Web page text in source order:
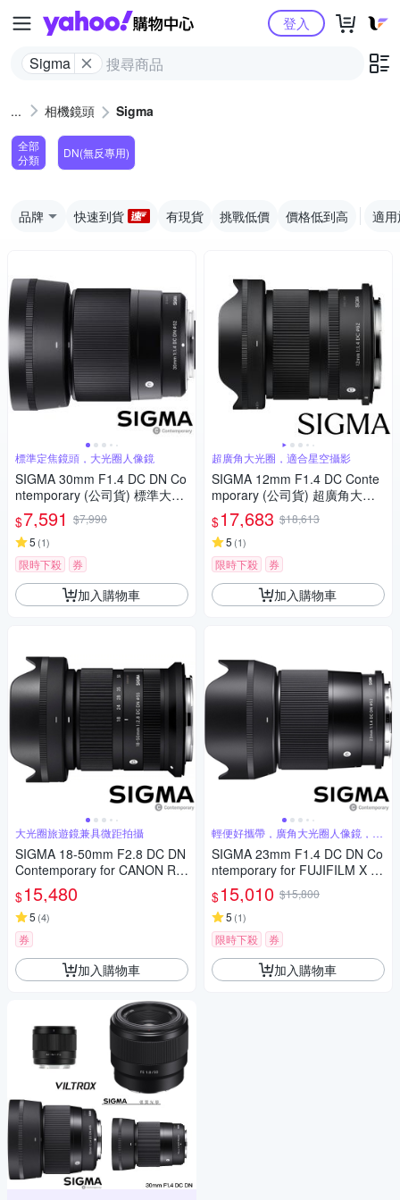
Yahoo購物中心
Sigma
登入
相機鏡頭 Sigma
全部
分類
DN(無反專用)
品牌 快速到貨 有現貨 挑戰低價 價格低到高 適
標準定焦鏡頭，大光圈人像鏡
SIGMA 30mm F1.4 DC DN Co
ntemporary (公司貨) 標準大光
圈定焦鏡頭 人像鏡 APS-C 無反
微單眼專用鏡頭
$7,591 $7,990
5 (1)
限時下殺 券
加入購物車
大光圈旅遊鏡兼具微距拍攝
SIGMA 18-50mm F2.8 DC DN
Contemporary for CANON RF
接環 (公司貨) 旅遊鏡 APS-C 無
反微單眼專用鏡頭
$15,480
5 (4)
券
加入購物車
超廣角大光圈，適合星空攝影
SIGMA 12mm F1.4 DC Conte
mporary (公司貨) 超廣角大光
圈定焦鏡 星空鏡 APS-C 無反微
單眼專用鏡頭
$17,683 $18,613
5 (1)
限時下殺 券
加入購物車
輕便好攜帶，廣角大光圈人像鏡，美
麗淺景深
SIGMA 23mm F1.4 DC DN Co
ntemporary for FUJIFILM X 富
士接環 (公司貨) 廣角大光圈定
焦鏡 人像鏡 APS-C 無反微單眼
專用鏡頭
$15,010 $15,800
5 (1)
限時下殺 券
加入購物車